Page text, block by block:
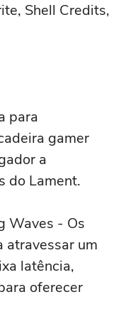
Shell Credits,
para
gamer
a
do Lament.
Waves - Os
atravessar um
latência,
oferecer